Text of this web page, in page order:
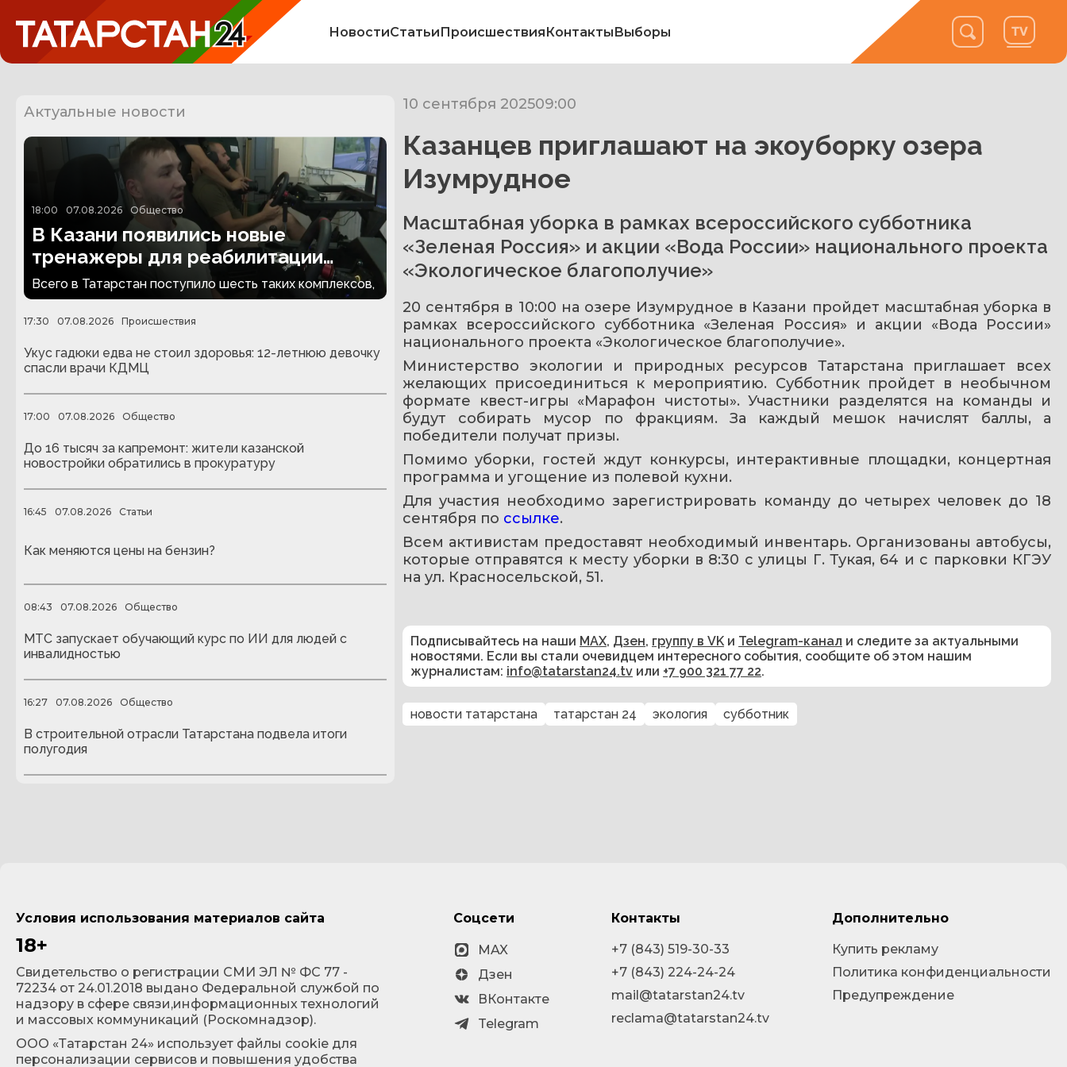
НовостиСтатьиПроисшествияКонтактыВыборы
Актуальные новости
18:00 07.08.2026 Общество
В Казани появились новые
тренажеры для реабилитации
людей с ампутациями
Всего в Татарстан поступило шесть таких комплексов,
17:30 07.08.2026 Происшествия
Укус гадюки едва не стоил здоровья: 12-летнюю девочку
спасли врачи КДМЦ
17:00 07.08.2026 Общество
До 16 тысяч за капремонт: жители казанской
новостройки обратились в прокуратуру
16:45 07.08.2026 Статьи
Как меняются цены на бензин?
08:43 07.08.2026 Общество
МТС запускает обучающий курс по ИИ для людей с
инвалидностью
16:27 07.08.2026 Общество
В строительной отрасли Татарстана подвела итоги
полугодия
10 сентября 202509:00
Казанцев приглашают на экоуборку озера
Изумрудное
Масштабная уборка в рамках всероссийского субботника
«Зеленая Россия» и акции «Вода России» национального проекта
«Экологическое благополучие»
20 сентября в 10:00 на озере Изумрудное в Казани пройдет масштабная уборка в
рамках всероссийского субботника «Зеленая Россия» и акции «Вода России»
национального проекта «Экологическое благополучие».
Министерство экологии и природных ресурсов Татарстана приглашает всех
желающих присоединиться к мероприятию. Субботник пройдет в необычном
формате квест-игры «Марафон чистоты». Участники разделятся на команды и
будут собирать мусор по фракциям. За каждый мешок начислят баллы, а
победители получат призы.
Помимо уборки, гостей ждут конкурсы, интерактивные площадки, концертная
программа и угощение из полевой кухни.
Для участия необходимо зарегистрировать команду до четырех человек до 18
сентября по ссылке.
Всем активистам предоставят необходимый инвентарь. Организованы автобусы,
которые отправятся к месту уборки в 8:30 с улицы Г. Тукая, 64 и с парковки КГЭУ
на ул. Красносельской, 51.
Подписывайтесь на наши MAX, Дзен, группу в VK и Telegram-канал и следите за актуальными
новостями. Если вы стали очевидцем интересного события, сообщите об этом нашим
журналистам: info@tatarstan24.tv или +7 900 321 77 22.
новости татарстана татарстан 24 экология субботник
Условия использования материалов сайта
18+
Cвидетельство о регистрации СМИ ЭЛ № ФС 77 -
72234 от 24.01.2018 выдано Федеральной службой по
надзору в сфере связи,информационных технологий
и массовых коммуникаций (Роскомнадзор).
ООО «Татарстан 24» использует файлы cookie для
персонализации сервисов и повышения удобства
Соцсети
MAX
Дзен
ВКонтакте
Telegram
Контакты
+7 (843) 519-30-33
+7 (843) 224-24-24
mail@tatarstan24.tv
reclama@tatarstan24.tv
Дополнительно
Купить рекламу
Политика конфиденциальности
Предупреждение